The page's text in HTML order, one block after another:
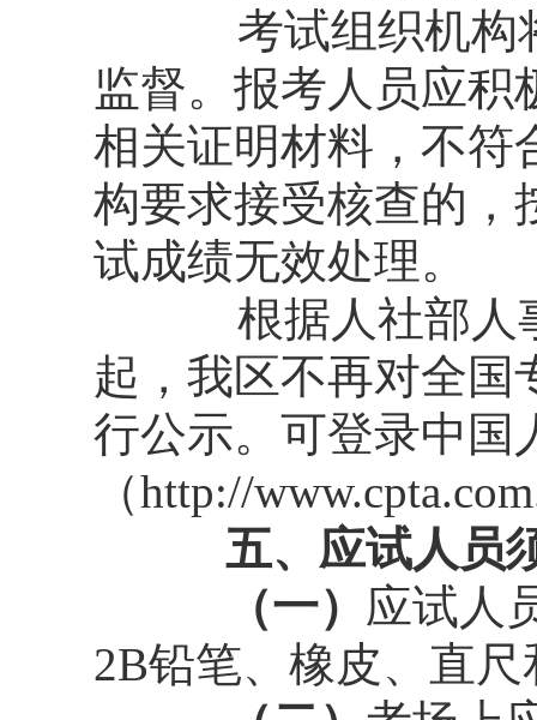
考试组织机构
监督。报考人员应积
相关证明材料，不符
构要求接受核查的，
试成绩无效处理。
根据人社部人
起，我区不再对全国
行公示。可登录中国
（http://
五、应试人员
（一） 应试人
2B铅笔、橡皮、直